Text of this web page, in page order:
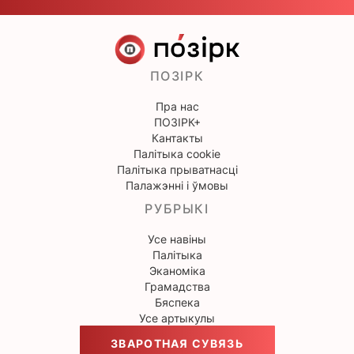
ПОЗІРК
Пра нас
ПОЗІРК+
Кантакты
Палітыка cookie
Палітыка прыватнасці
Палажэнні і ўмовы
РУБРЫКІ
Усе навіны
Палітыка
Эканоміка
Грамадства
Бяспека
Усе артыкулы
ЗВАРОТНАЯ СУВЯЗЬ